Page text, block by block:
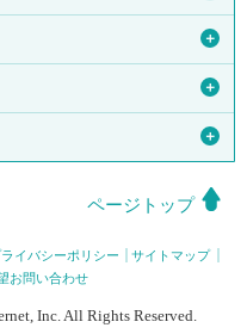
＋
＋
＋
ページトップ
ライバシーポリシー
サイトマップ
お問い合わせ
Inc. All Rights Reserved.